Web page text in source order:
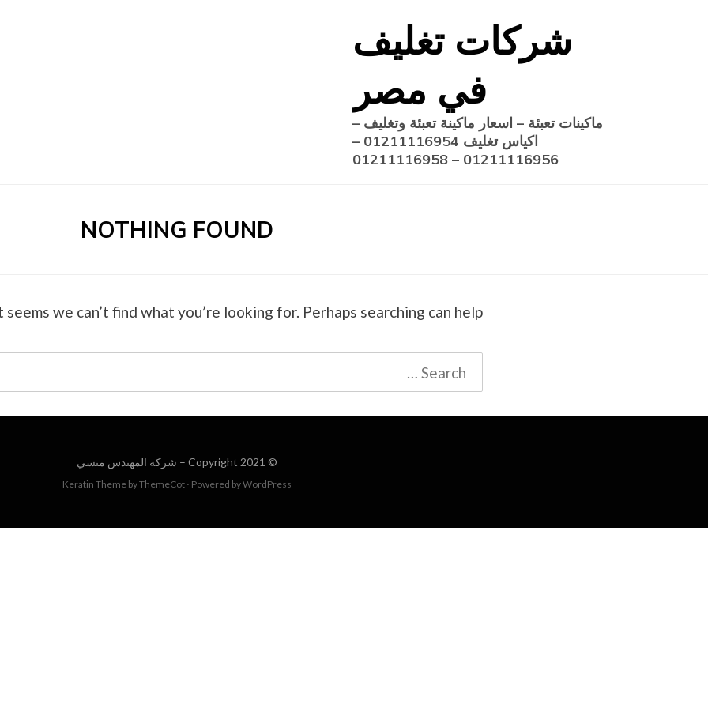
شركات تغليف
في مصر
ماكينات تعبئة – اسعار ماكينة تعبئة وتغليف –
اكياس تغليف 01211116954 –
01211116956 – 01211116958
NOTHING FOUND
seems we can’t find what you’re looking for. Perhaps searching can help.
Search
for:
© Copyright 2021 – شركة المهندس منسي
Keratin Theme byThemeCot ⋅ Powered byWordPress